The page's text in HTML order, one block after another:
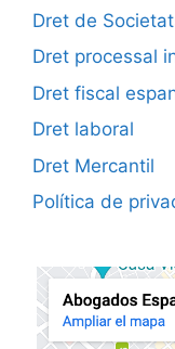
Dret de
Dret processal
Dret fiscal
Dret laboral
Dret Mercantil
Política de